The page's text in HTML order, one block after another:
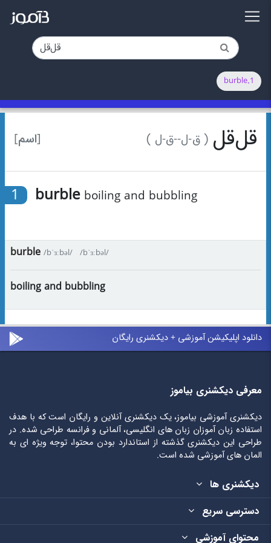
1.burble
[اسم] قل‌قل ( ق-ل-‌-ق-ل )
1 burble boiling and bubbling
burble /bˈɜːbəl/ /bˈɜːbəl/
boiling and bubbling
دانلود اپلیکیشن آموزشی + دیکشنری رایگان
معرفی دیکشنری بیاموز
دیکشنری آموزشی بیاموز، یک دیکشنری آنلاین و رایگان است که با هدف
استفاده زبان آموزان زبان های انگلیسی، آلمانی و فرانسه طراحی شده. در
طراحی این دیکشنری گذشته از استاندارد بودن محتوا، توجه ویژه ای به
المان های آموزشی شده است.
دیکشنری ها
دسترسی سریع
محتوای آموزشی